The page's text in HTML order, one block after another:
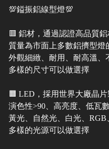
💯鎰振鋁線型燈💯
🟥 鋁材，通過認證高品質
質量為市面上多數鋁擠型燈
外觀細緻、耐用、耐高溫、
多樣的尺寸可以做選擇
🟧 LED，採用世界大廠晶
演色性>90、高亮度、低瓦數
黃光、自然光、白光、RGB
多樣的光源可以做選擇